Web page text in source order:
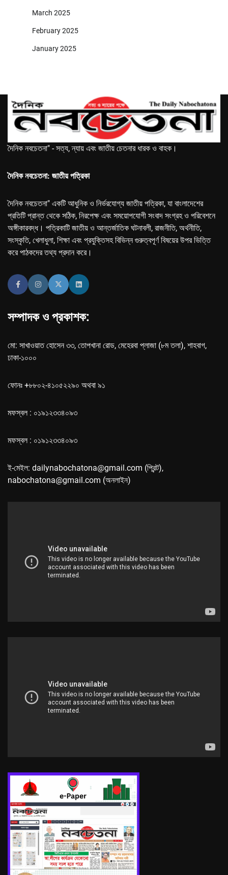
March 2025
February 2025
January 2025
দৈনিক নবচেতনা" - সত্য, ন্যায় এবং জাতীয় চেতনার ধারক ও বাহক।
দৈনিক নবচেতনা: জাতীয় পত্রিকা
দৈনিক নবচেতনা" একটি আধুনিক ও নির্ভরযোগ্য জাতীয় পত্রিকা, যা বাংলাদেশের
প্রতিটি প্রান্ত থেকে সঠিক, নিরপেক্ষ এবং সময়োপযোগী সংবাদ সংগ্রহ ও পরিবেশনে
অঙ্গীকারবদ্ধ। পত্রিকাটি জাতীয় ও আন্তর্জাতিক ঘটনাবলী, রাজনীতি, অর্থনীতি,
সংস্কৃতি, খেলাধুলা, শিক্ষা এবং প্রযুক্তিসহ বিভিন্ন গুরুত্বপূর্ণ বিষয়ের উপর ভিত্তি
করে পাঠকদের তথ্য প্রদান করে।
সম্পাদক ও প্রকাশক:
মো: সাখাওয়াত হোসেন ৩৩, তোপখানা রোড, মেহেরবা প্লাজা (৮ম তলা), শাহবাগ,
ঢাকা-১০০০
ফোনঃ +৮৮০২-৪১০৫২২৯০ অথবা ৯১
মফস্বল : ০১৯১২৩৩৪০৯৩
মফস্বল : ০১৯১২৩৩৪০৯৩
ই-মেইল: dailynabochatona@gmail.com (প্রিন্ট),
nabochatona@gmail.com (অনলাইন)